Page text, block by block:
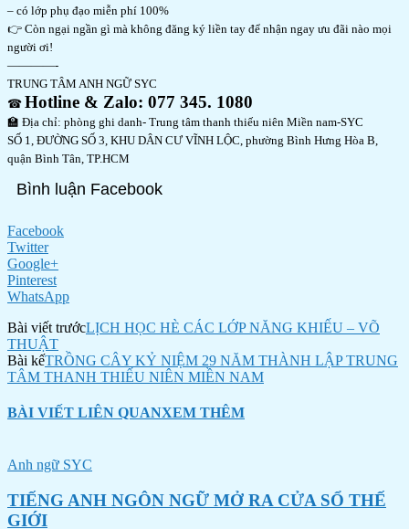
– có lớp phụ đạo miễn phí 100%
👉 Còn ngại ngần gì mà không đăng ký liền tay để nhận ngay ưu đãi nào mọi
người ơi!
————-
TRUNG TÂM ANH NGỮ SYC
☎ Hotline & Zalo: 077 345. 1080
🏫 Địa chỉ: phòng ghi danh- Trung tâm thanh thiếu niên Miền nam-SYC
SỐ 1, ĐƯỜNG SỐ 3, KHU DÂN CƯ VĨNH LỘC, phường Bình Hưng Hòa B,
quận Bình Tân, TP.HCM
Bình luận Facebook
Facebook
Twitter
Google+
Pinterest
WhatsApp
Bài viết trướcLỊCH HỌC HÈ CÁC LỚP NĂNG KHIẾU – VÕ
THUẬT
Bài kếTRỒNG CÂY KỶ NIỆM 29 NĂM THÀNH LẬP TRUNG
TÂM THANH THIẾU NIÊN MIỀN NAM
BÀI VIẾT LIÊN QUANXEM THÊM
Anh ngữ SYC
TIẾNG ANH NGÔN NGỮ MỞ RA CỬA SỔ THẾ
GIỚI